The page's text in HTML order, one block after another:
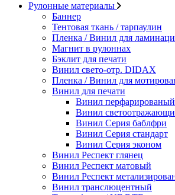
Рулонные материалы
Баннер
Тентовая ткань / тарпаулин
Пленка / Винил для
Магнит в рулоннах
Бэклит для печати
Винил свето-отр. DIDAX
Пленка / Винил для
Винил для печати
Винил перфарированый
Винил
Винил Серия баблфри
Винил Серия стандарт
Винил Серия эконом
Винил Респект глянец
Винил Респект матовый
Винил Респект
Винил транслюцентный